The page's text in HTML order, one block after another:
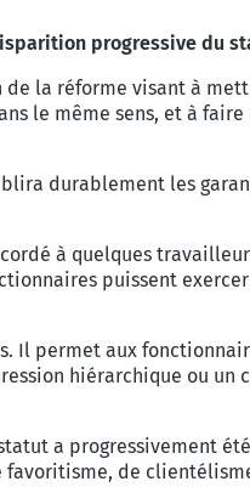
progressive du
de la réforme visant à
le même sens, et à
durablement les
à quelques
puissent
Il permet aux
hiérarchique ou
a progressivement
de